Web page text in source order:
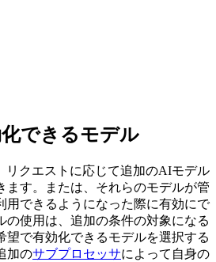
できるモデル
リクエストに応じて追加のAIモデル
ます。または、それらのモデルが管
用できるようになった際に有効にで
の使用は、追加の条件の対象になる
望で有効化できるモデルを選択する
加のサブプロセッサによって自身の